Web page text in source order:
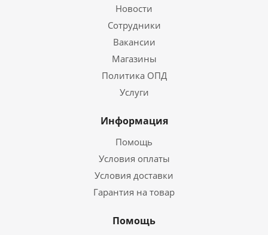
Новости
Сотрудники
Вакансии
Магазины
Политика ОПД
Услуги
Информация
Помощь
Условия оплаты
Условия доставки
Гарантия на товар
Помощь